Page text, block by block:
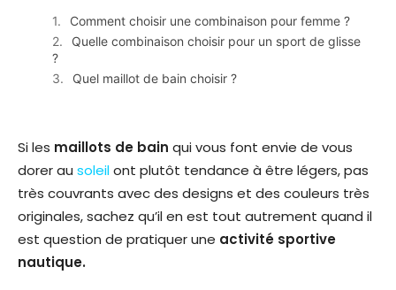
Comment choisir une combinaison pour femme ?
Quelle combinaison choisir pour un sport de glisse
?
Quel maillot de bain choisir ?
Si les maillots de bain qui vous font envie de vous
dorer au soleilont plutôt tendance à être légers, pas
très couvrants avec des designs et des couleurs très
originales, sachez qu’il en est tout autrement quand il
est question de pratiquer une activité sportive
nautique.